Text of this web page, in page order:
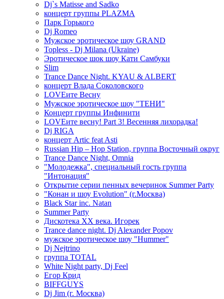
Dj`s Matisse and Sadko
концерт группы PLAZMA
Парк Горького
Dj Romeo
Мужское эротическое шоу GRAND
Topless - Dj Milana (Ukraine)
Эротическое шок шоу Кати Самбуки
Slim
Trance Dance Night. KYAU & ALBERT
концерт Влада Соколовского
LOVEите Весну
Мужское эротическое шоу "ТЕНИ"
Концерт группы Инфинити
LOVEите весну! Part 3! Весенняя лихорадка!
Dj RIGA
концерт Artic feat Asti
Russian Hip – Hop Station, группа Восточный округ
Trance Dance Night, Omnia
"Молодежка", специальный гость группа
"Интонация"
Открытие серии пенных вечеринок Summer Party
"Конан и шоу Evolution" (г.Москва)
Black Star inc. Natan
Summer Party
Дискотека ХХ века. Игорек
Trance dance night. Dj Alexander Popov
мужское эротическое шоу "Hummer"
Dj Nejtrino
группа TOTAL
White Night party, Dj Feel
Егор Крид
BIFFGUYS
Dj Jim (г. Москва)